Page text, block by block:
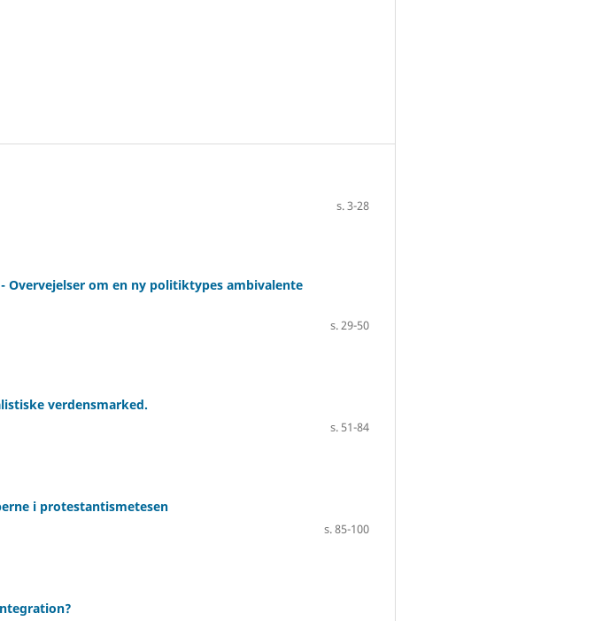
s. 3-28
om en ny politiktypes ambivalente
s. 29-50
verdensmarked.
s. 51-84
i protestantismetesen
s. 85-100